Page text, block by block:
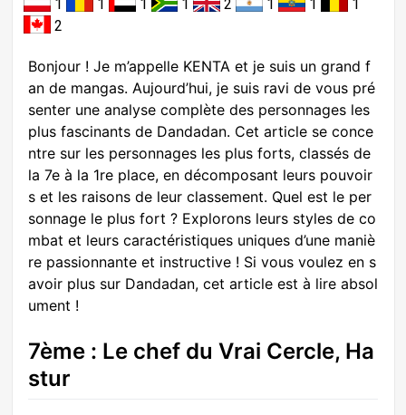
1
1 1 1 2 1 1
1
2
Bonjour ! Je m’appelle KENTA et je suis un grand f
an de mangas. Aujourd’hui, je suis ravi de vous pré
senter une analyse complète des personnages les
plus fascinants de Dandadan. Cet article se conce
ntre sur les personnages les plus forts, classés de
la 7e à la 1re place, en décomposant leurs pouvoir
s et les raisons de leur classement. Quel est le per
sonnage le plus fort ? Explorons leurs styles de co
mbat et leurs caractéristiques uniques d’une maniè
re passionnante et instructive ! Si vous voulez en s
avoir plus sur Dandadan, cet article est à lire absol
ument !
7ème : Le chef du Vrai Cercle, Ha
stur